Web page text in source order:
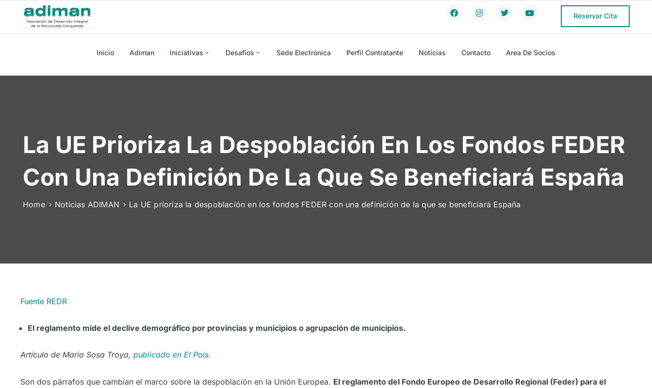
Reservar Cita
Inicio Adiman Iniciativas Desafios Sede Electrónica Perfil Contratante Noticias Contacto Area De Socios
La UE Prioriza La Despoblación En Los Fondos FEDER
Con Una Definición De La Que Se Beneficiará España
Home Noticias ADIMAN La UE prioriza la despoblación en los fondos FEDER con una definición de la que se beneficiará España
Fuente REDR
El reglamento mide el declive demográfico por provincias y municipios o agrupación de municipios.
Artículo de María Sosa Troya, publicado en El País.
Son dos párrafos que cambian el marco sobre la despoblación en la Unión Europea. El reglamento del Fondo Europeo de Desarrollo Regional (Feder) para el